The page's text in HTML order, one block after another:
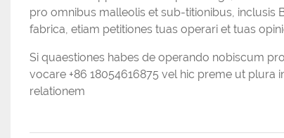
pro omnibus malleolis et sub-titionibus, inclusis
fabrica, etiam petitiones tuas operari et tuas
Si quaestiones habes de operando nobiscum
vocare +86 18054616875 vel hic preme ut
relationem